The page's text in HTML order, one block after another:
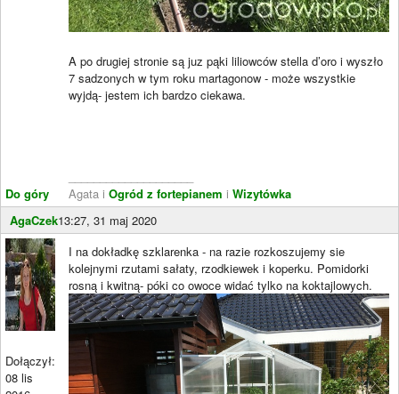
Do góry
A po drugiej stronie są juz pąki liliowców stella d’oro i wyszło
7 sadzonych w tym roku martagonow - może wszystkie
wyjdą- jestem ich bardzo ciekawa.
Agata i Ogród z fortepianem i Wizytówka
AgaCzek13:27, 31 maj 2020
Dołączył:
08 lis
I na dokładkę szklarenka - na razie rozkoszujemy sie
kolejnymi rzutami sałaty, rzodkiewek i koperku. Pomidorki
rosną i kwitną- póki co owoce widać tylko na koktajlowych.